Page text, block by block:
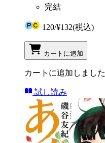
完結
120/¥132(税込)
カートに追加
カートに追加しました
試し読み